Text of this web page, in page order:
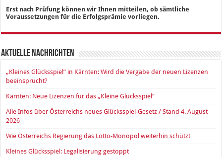
Erst nach Prüfung können wir Ihnen mitteilen, ob sämtliche
Voraussetzungen für die Erfolgsprämie vorliegen.
Aktuelle Nachrichten
„Kleines Glücksspiel“ in Kärnten: Wird die Vergabe der neuen Lizenzen
beeinsprucht?
Kärnten: Neue Lizenzen für das „Kleine Glücksspiel“
Alle Infos über Österreichs neues Glücksspiel-Gesetz / Stand 4. August
2026
Wie Österreichs Regierung das Lotto-Monopol weiterhin schützt
Kleines Glücksspiel: Legalisierung gestoppt